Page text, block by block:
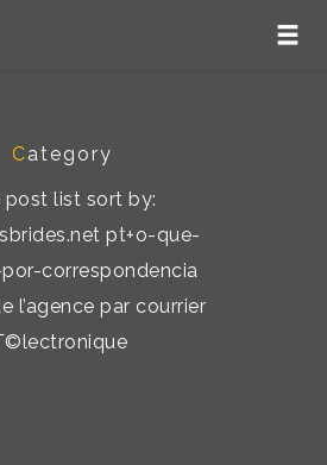
Category
post list sort by:
pt+o-que-
correspondencia
l’agence par courrier